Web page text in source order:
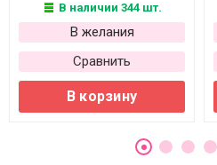
В наличии 344 шт.
В желания
Сравнить
В корзину